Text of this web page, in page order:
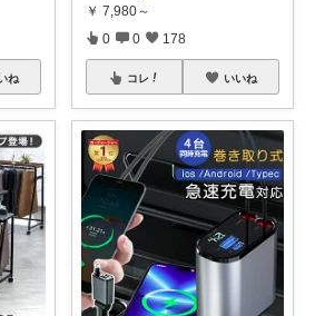
ね
￥ 7,980～
0 0 178
コレ いいね